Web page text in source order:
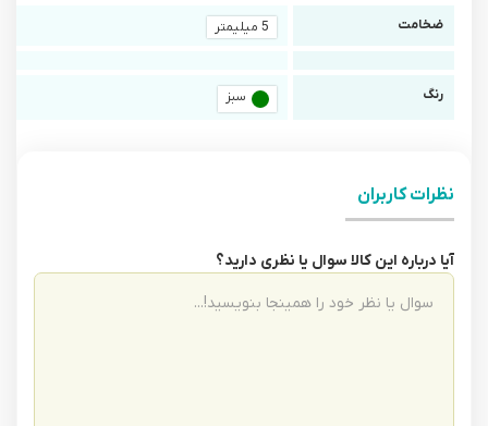
ضخامت 5 میلیمتر
رنگ سبز
نظرات کاربران
آیا درباره این کالا سوال یا نظری دارید؟